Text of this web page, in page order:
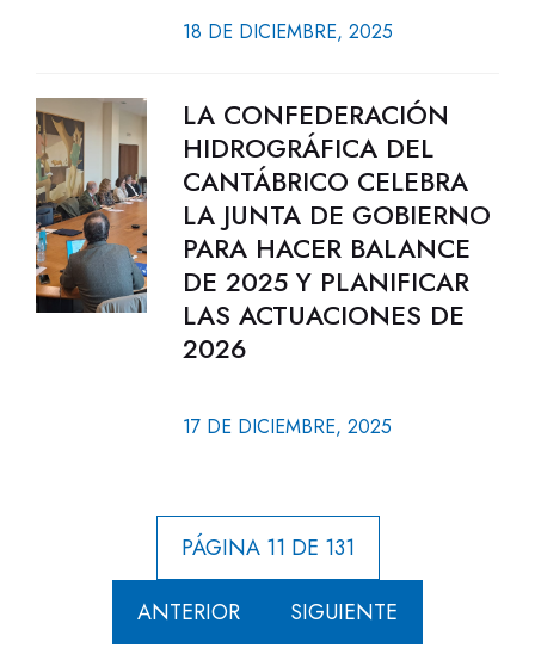
18 DE DICIEMBRE, 2025
LA CONFEDERACIÓN
HIDROGRÁFICA DEL
CANTÁBRICO CELEBRA
LA JUNTA DE GOBIERNO
PARA HACER BALANCE
DE 2025 Y PLANIFICAR
LAS ACTUACIONES DE
2026
17 DE DICIEMBRE, 2025
PÁGINA 11 DE 131
ANTERIOR SIGUIENTE